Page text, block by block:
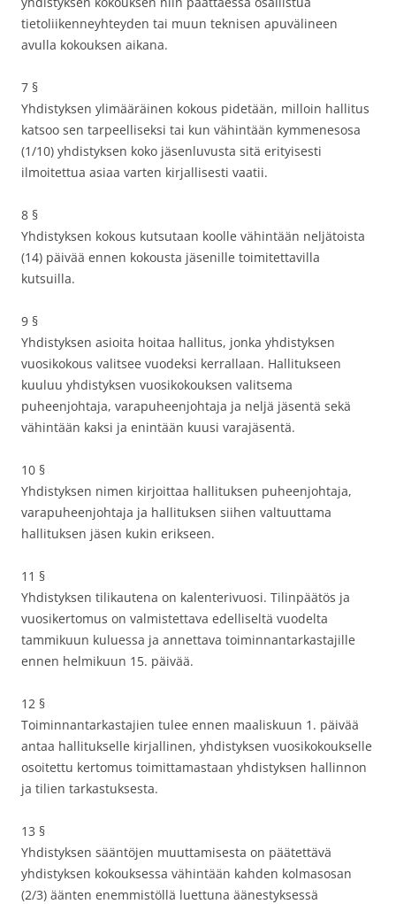
tietoliikenneyhteyden tai muun teknisen apuvälineen
avulla kokouksen aikana.
7 §
Yhdistyksen ylimääräinen kokous pidetään, milloin hallitus
katsoo sen tarpeelliseksi tai kun vähintään kymmenesosa
(1/10) yhdistyksen koko jäsenluvusta sitä erityisesti
ilmoitettua asiaa varten kirjallisesti vaatii.
8 §
Yhdistyksen kokous kutsutaan koolle vähintään neljätoista
(14) päivää ennen kokousta jäsenille toimitettavilla
kutsuilla.
9 §
Yhdistyksen asioita hoitaa hallitus, jonka yhdistyksen
vuosikokous valitsee vuodeksi kerrallaan. Hallitukseen
kuuluu yhdistyksen vuosikokouksen valitsema
puheenjohtaja, varapuheenjohtaja ja neljä jäsentä sekä
vähintään kaksi ja enintään kuusi varajäsentä.
10 §
Yhdistyksen nimen kirjoittaa hallituksen puheenjohtaja,
varapuheenjohtaja ja hallituksen siihen valtuuttama
hallituksen jäsen kukin erikseen.
11 §
Yhdistyksen tilikautena on kalenterivuosi. Tilinpäätös ja
vuosikertomus on valmistettava edelliseltä vuodelta
tammikuun kuluessa ja annettava toiminnantarkastajille
ennen helmikuun 15. päivää.
12 §
Toiminnantarkastajien tulee ennen maaliskuun 1. päivää
antaa hallitukselle kirjallinen, yhdistyksen vuosikokoukselle
osoitettu kertomus toimittamastaan yhdistyksen hallinnon
ja tilien tarkastuksesta.
13 §
Yhdistyksen sääntöjen muuttamisesta on päätettävä
yhdistyksen kokouksessa vähintään kahden kolmasosan
(2/3) äänten enemmistöllä luettuna äänestyksessä